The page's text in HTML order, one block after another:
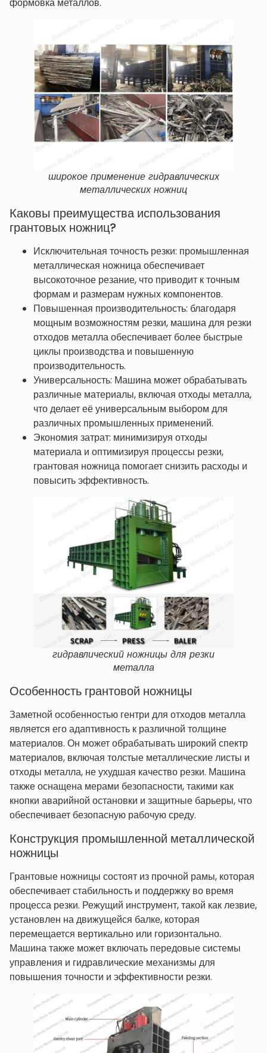
формовка металлов.
широкое применение гидравлических
металлических ножниц
Каковы преимущества использования
грантовых ножниц?
Исключительная точность резки: промышленная
металлическая ножница обеспечивает
высокоточное резание, что приводит к точным
формам и размерам нужных компонентов.
Повышенная производительность: благодаря
мощным возможностям резки, машина для резки
отходов металла обеспечивает более быстрые
циклы производства и повышенную
производительность.
Универсальность: Машина может обрабатывать
различные материалы, включая отходы металла,
что делает её универсальным выбором для
различных промышленных применений.
Экономия затрат: минимизируя отходы
материала и оптимизируя процессы резки,
грантовая ножница помогает снизить расходы и
повысить эффективность.
гидравлический ножницы для резки
металла
Особенность грантовой ножницы
Заметной особенностью гентри для отходов металла
является его адаптивность к различной толщине
материалов. Он может обрабатывать широкий спектр
материалов, включая толстые металлические листы и
отходы металла, не ухудшая качество резки. Машина
также оснащена мерами безопасности, такими как
кнопки аварийной остановки и защитные барьеры, что
обеспечивает безопасную рабочую среду.
Конструкция промышленной металлической
ножницы
Грантовые ножницы состоят из прочной рамы, которая
обеспечивает стабильность и поддержку во время
процесса резки. Режущий инструмент, такой как лезвие,
установлен на движущейся балке, которая
перемещается вертикально или горизонтально.
Машина также может включать передовые системы
управления и гидравлические механизмы для
повышения точности и эффективности резки.